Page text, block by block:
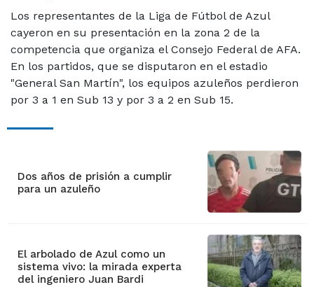
Los representantes de la Liga de Fútbol de Azul
cayeron en su presentación en la zona 2 de la
competencia que organiza el Consejo Federal de AFA.
En los partidos, que se disputaron en el estadio
"General San Martín", los equipos azuleños perdieron
por 3 a 1 en Sub 13 y por 3 a 2 en Sub 15.
Dos años de prisión a cumplir
para un azuleño
El arbolado de Azul como un
sistema vivo: la mirada experta
del ingeniero Juan Bardi